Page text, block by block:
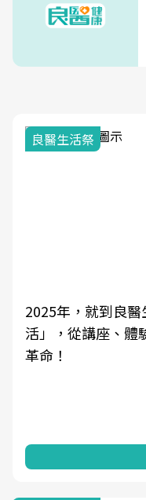
良醫生活祭
2025年，就到良
活」，從講座、體
革命！